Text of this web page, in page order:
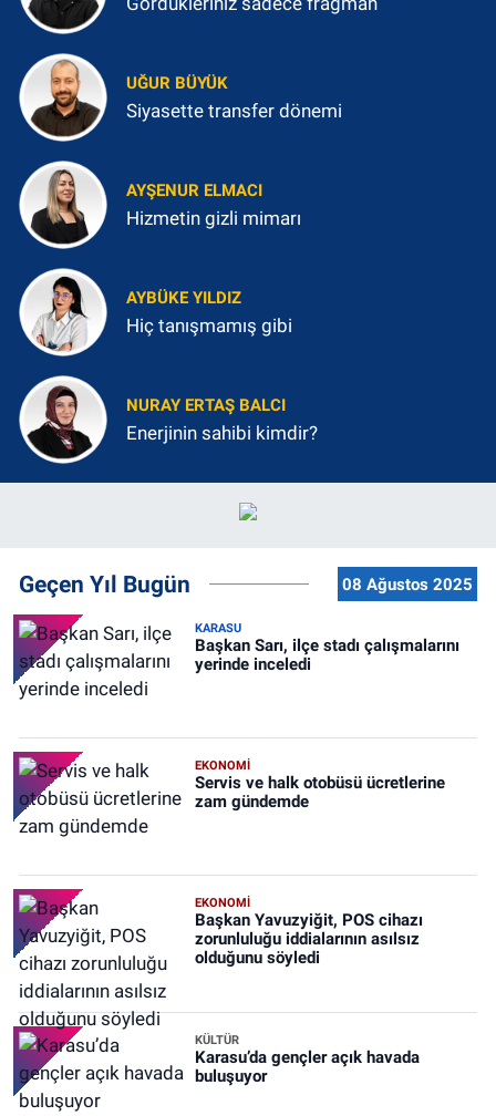
UĞUR BÜYÜK
Siyasette transfer dönemi
AYŞENUR ELMACI
Hizmetin gizli mimarı
AYBÜKE YILDIZ
Hiç tanışmamış gibi
NURAY ERTAŞ BALCI
Enerjinin sahibi kimdir?
Geçen Yıl Bugün 08 Ağustos 2025
KARASU
Başkan Sarı, ilçe stadı çalışmalarını
yerinde inceledi
EKONOMİ
Servis ve halk otobüsü ücretlerine
zam gündemde
EKONOMİ
Başkan Yavuzyiğit, POS cihazı
zorunluluğu iddialarının asılsız
olduğunu söyledi
KÜLTÜR
Karasu’da gençler açık havada
buluşuyor